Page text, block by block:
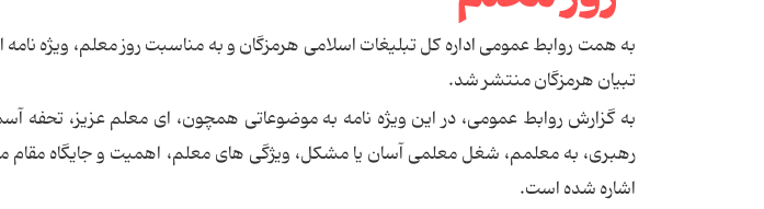
به همت روابط عمومی اداره کل تبلیغات اسلامی هرمزگان و به مناسبت روز معلم، ویژه
تبیان هرمزگان منتشر شد.
به گزارش روابط عمومی، در این ویژه نامه به موضوعاتی همچون، ای معلم عزیز، تحفه
رهبری، به معلمم، شغل معلمی آسان یا مشکل، ویژگی های معلم، اهمیت و جایگاه مقام
اشاره شده است.